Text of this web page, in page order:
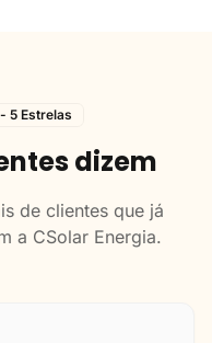
5 Estrelas
dizem
de clientes que já
a CSolar Energia.